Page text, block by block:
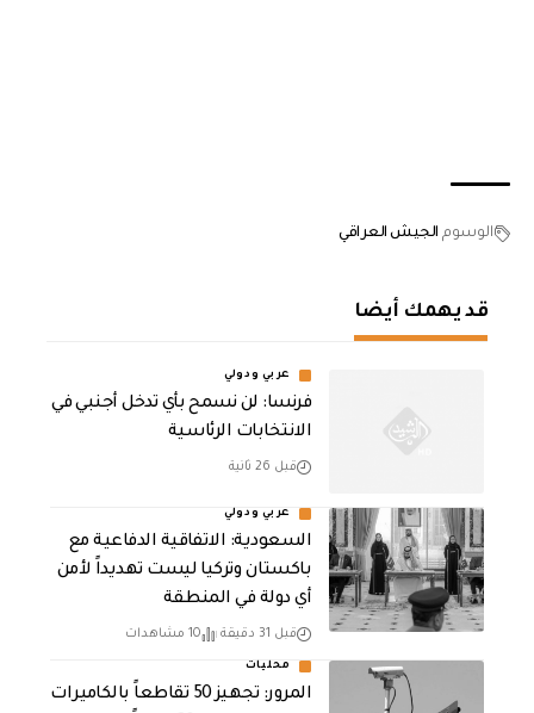
الوسوم الجيش العراقي
قد يهمك أيضا
عربي ودولي
فرنسا: لن نسمح بأي تدخل أجنبي في
الانتخابات الرئاسية
قبل 26 ثانية
عربي ودولي
السعودية: الاتفاقية الدفاعية مع
باكستان وتركيا ليست تهديداً لأمن
أي دولة في المنطقة
قبل 31 دقيقة 10 مشاهدات
محليات
المرور: تجهيز 50 تقاطعاً بالكاميرات